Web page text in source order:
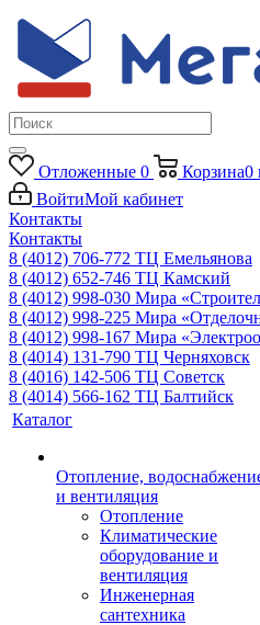
Отложенные 0 Корзина0
ВойтиМой кабинет
Контакты
Контакты
8 (4012) 706-772 ТЦ Емельянова
8 (4012) 652-746 ТЦ Камский
8 (4012) 998-030 Мира
8 (4012) 998-225 Мира
8 (4012) 998-167 Мира
8 (4014) 131-790 ТЦ Черняховск
8 (4016) 142-506 ТЦ Советск
8 (4014) 566-162 ТЦ Балтийск
Каталог
Отопление,
и вентиляция
Отопление
Климатические
оборудование и
вентиляция
Инженерная
сантехника